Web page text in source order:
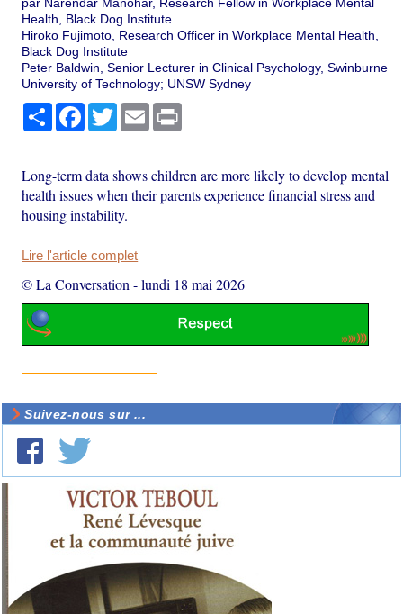
Health, Black Dog Institute
Hiroko Fujimoto, Research Officer in Workplace Mental Health,
Black Dog Institute
Peter Baldwin, Senior Lecturer in Clinical Psychology, Swinburne
University of Technology; UNSW Sydney
PartagerFacebook
TwitterEmail
Long-term data shows children are more likely to develop mental
health issues when their parents experience financial stress and
housing instability.
Lire l'article complet
© La Conversation -lundi 18 mai 2026
Suivez-nous sur ...